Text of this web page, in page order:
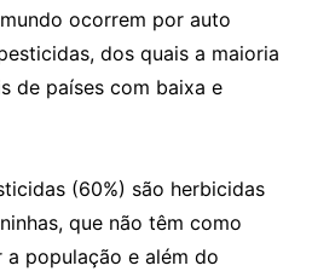
ocorrem por auto
dos quais a maioria
de países com baixa e
(60%) são herbicidas
que não têm como
população e além do